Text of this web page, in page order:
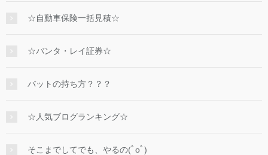
☆自動車保険一括見積☆
☆バンタ・レイ証券☆
バットの持ち方？？？
☆人気ブログランキング☆
そこまでしてでも、やるの(ﾟoﾟ)